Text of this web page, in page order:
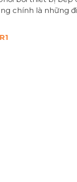
chính là những